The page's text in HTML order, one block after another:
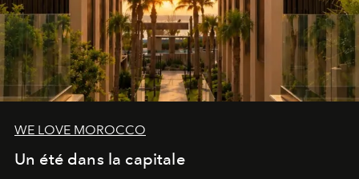
WE LOVE MOROCCO
Un été dans la capitale